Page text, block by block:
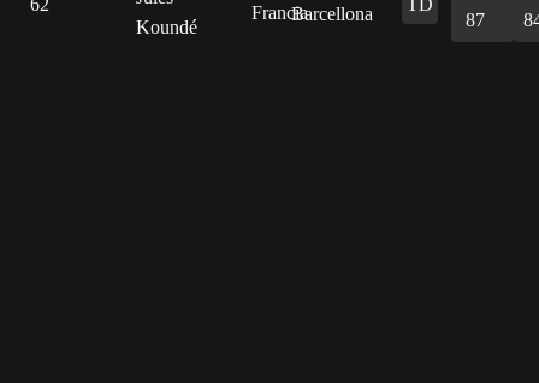
Koundé
87